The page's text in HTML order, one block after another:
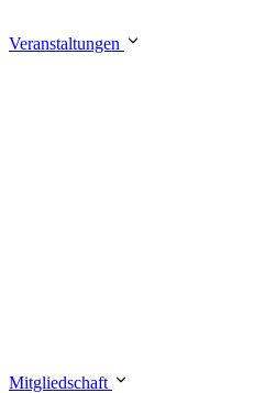
Veranstaltungen
Mitgliedschaft